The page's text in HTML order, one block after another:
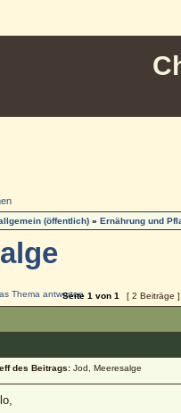
(öffentlich)» Ernährung und
Seite 1 von 1 [ 2 Beiträge ]
des Beitrags:Jod, Meeresalge